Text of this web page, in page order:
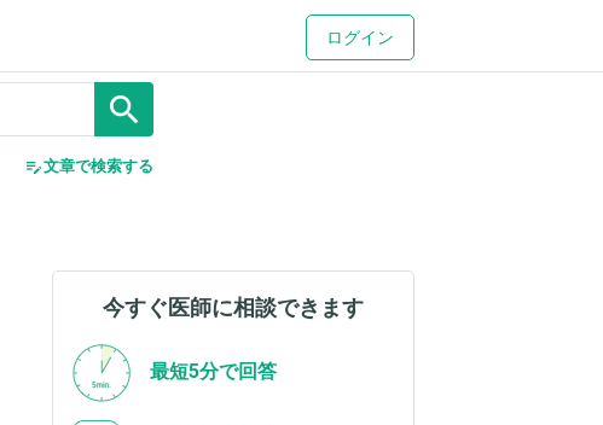
ログイン
search
edit_note文章で検索する
今すぐ医師に相談できます
最短5分で回答